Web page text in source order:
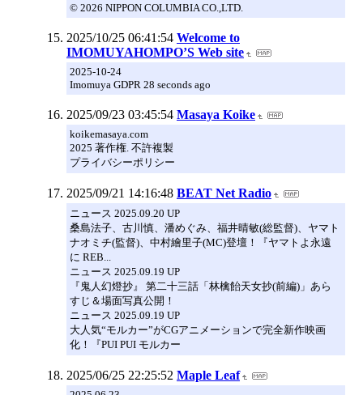
© 2026 NIPPON COLUMBIA CO.,LTD.
2025/10/25 06:41:54 Welcome to
IMOMUYAHOMPO’S Web site
2025-10-24
Imomuya GDPR 28 seconds ago
2025/09/23 03:45:54 Masaya Koike
koikemasaya.com
2025 著作権. 不許複製
プライバシーポリシー
2025/09/21 14:16:48 BEAT Net Radio
ニュース 2025.09.20 UP
桑島法子、古川慎、潘めぐみ、福井晴敏(総監督)、ヤマト
ナオミチ(監督)、中村繪里子(MC)登壇！『ヤマトよ永遠
に REB...
ニュース 2025.09.19 UP
『鬼人幻燈抄』 第二十三話「林檎飴天女抄(前編)」あら
すじ＆場面写真公開！
ニュース 2025.09.19 UP
大人気“モルカー”がCGアニメーションで完全新作映画
化！『PUI PUI モルカー
2025/06/25 22:25:52 Maple Leaf